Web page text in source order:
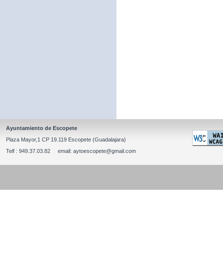
Ayuntamiento de Escopete
Plaza Mayor,1 CP 19.119 Escopete (Guadalajara)
Telf : 949.37.03.82 email: aytoescopete@gmail.com